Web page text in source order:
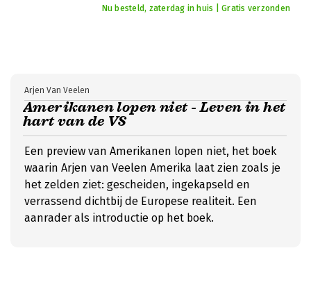
Nu besteld, zaterdag in huis | Gratis verzonden
Amerikanen lopen niet - Leven in het
hart van de VS
Arjen Van Veelen
Een preview van Amerikanen lopen niet, het boek
waarin Arjen van Veelen Amerika laat zien zoals je
het zelden ziet: gescheiden, ingekapseld en
verrassend dichtbij de Europese realiteit. Een
aanrader als introductie op het boek.